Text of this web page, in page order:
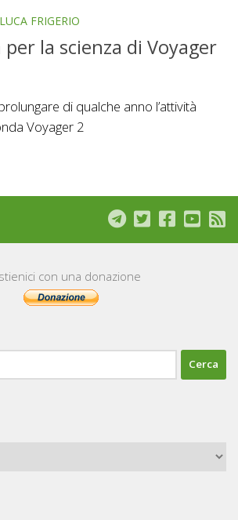
LUCA FRIGERIO
la scienza di Voyager
di qualche anno l’attività
Voyager 2
con una donazione